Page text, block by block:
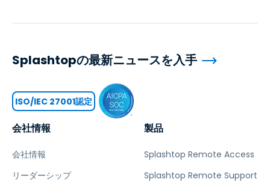
会社情報
会社情報
リーダーシップ
製品
Splashtop Remote Access
Splashtop Remote Support
Splashtopの最新ニュースを入手
ISO/IEC 27001認定